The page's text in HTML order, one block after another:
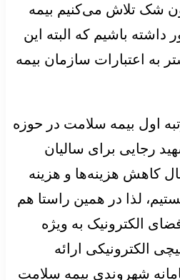
شک تلاش می‌کنیم بیمه
داشته باشیم که البته این
به اعتبارات سازمان بیمه
اول بیمه سلامت در حوزه
رجایی برای سالیان
کاهش هزینه‌ها و هزینه
لذا در همین راستا هم
الکترونیک به ویژه
الکترونیکی ارائه
شهروندی بیمه سلامت